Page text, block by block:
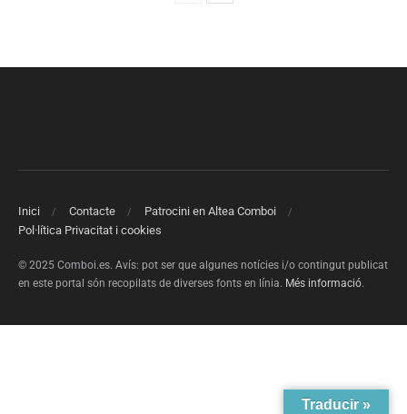
Inici Contacte
Patrocini en Altea Comboi
Pol·lítica Privacitat i cookies
© 2025 Comboi.es. Avís: pot ser que algunes notícies i/o contingut publicat
en este portal són recopilats de diverses fonts en línia. Més informació.
Traducir »